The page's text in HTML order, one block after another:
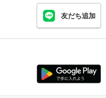
友だち追加